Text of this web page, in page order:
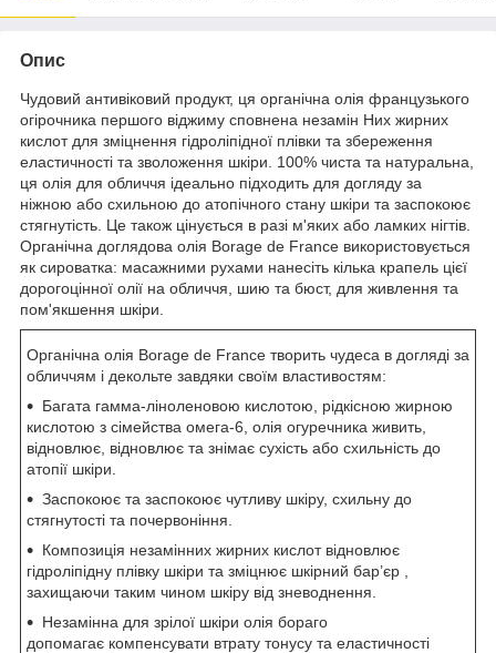
Опис
Чудовий антивіковий продукт, ця органічна олія французького
огірочника першого віджиму сповнена незамін Них жирних
кислот для зміцнення гідроліпідної плівки та збереження
еластичності та зволоження шкіри. 100% чиста та натуральна,
ця олія для обличчя ідеально підходить для догляду за
ніжною або схильною до атопічного стану шкіри та заспокоює
стягнутість. Це також цінується в разі м'яких або ламких нігтів.
Органічна доглядова олія Borage de France використовується
як сироватка: масажними рухами нанесіть кілька крапель цієї
дорогоцінної олії на обличчя, шию та бюст, для живлення та
пом'якшення шкіри.
Органічна олія Borage de France творить чудеса в догляді за
обличчям і декольте завдяки своїм властивостям:
Багата гамма-ліноленовою кислотою, рідкісною жирною
кислотою з сімейства омега-6, олія огуречника живить,
відновлює, відновлює та знімає сухість або схильність до
атопії шкіри.
Заспокоює та заспокоює чутливу шкіру, схильну до
стягнутості та почервоніння.
Композиція незамінних жирних кислот відновлює
гідроліпідну плівку шкіри та зміцнює шкірний бар’єр ,
захищаючи таким чином шкіру від зневоднення.
Незамінна для зрілої шкіри олія бораго
допомагає компенсувати втрату тонусу та еластичності